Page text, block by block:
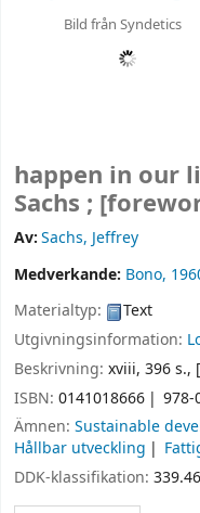
Bild från Syndetics
happen in our
Sachs ;
Av:Sachs, Jeffrey
Medverkande: Bono,
Materialtyp:
Text
Utgivningsinformation:
Beskrivning: xviii, 396
ISBN: 0141018666
978-
Ämnen: Sustainable
Hållbar utveckling
DDK-klassifikation: